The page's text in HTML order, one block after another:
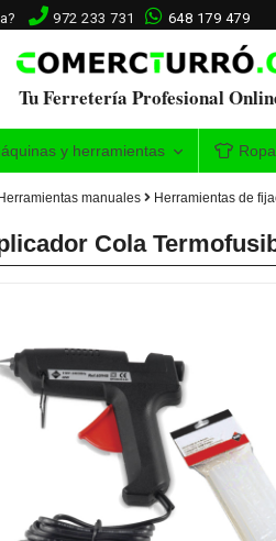
972 233 731 648 179 479
Tu Ferretería Profesional
y herramientas
Herramientas manuales Herramientas de
Cola